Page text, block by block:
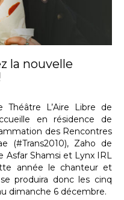
la nouvelle
Théâtre L’Aire Libre de
en résidence de
des Rencontres
(#Trans2010), Zaho de
Asfar Shamsi et Lynx IRL
année le chanteur et
produira donc les cinq
dimanche 6 décembre.